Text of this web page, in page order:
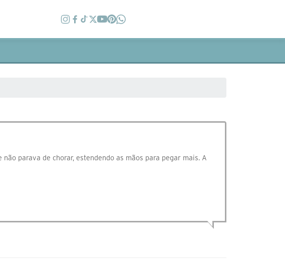
parava de chorar, estendendo as mãos para pegar mais. A